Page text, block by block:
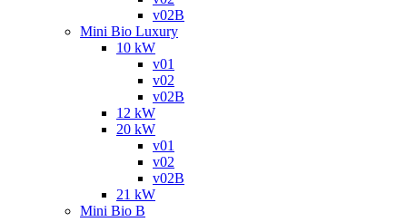
v02B
Mini Bio Luxury
10 kW
v01
v02
v02B
12 kW
20 kW
v01
v02
v02B
21 kW
Mini Bio B